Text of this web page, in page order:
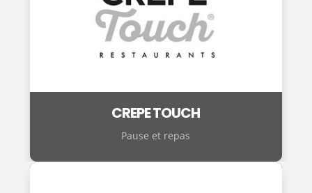
CREPE TOUCH
Pause et repas